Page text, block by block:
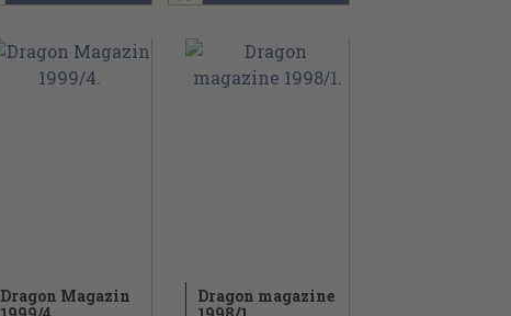
Dragon Magazin
Dragon magazine